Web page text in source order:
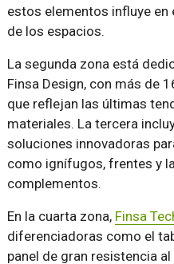
estos elementos influye en
de los espacios.
La segunda zona está
Finsa Design, con más de
que reflejan las últimas
materiales. La tercera
soluciones innovadoras
como ignífugos, frentes y
complementos.
En la cuarta zona, Finsa
diferenciadoras como el
panel de gran resistencia al